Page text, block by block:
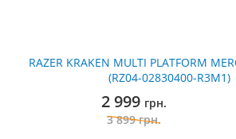
RAZER KRAKEN MULTI PLATFORM
(RZ04-02830400-R3M1)
2 999 грн.
3 899грн.